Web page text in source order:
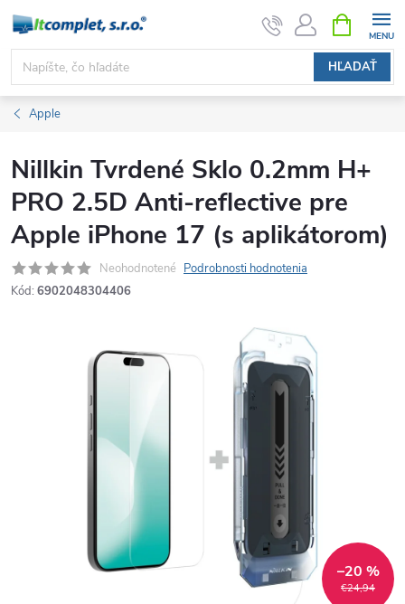
Prejsť
obsah
HĽADAŤ
KOŠÍK
Apple
Nillkin Tvrdené Sklo 0.2mm H+
PRO 2.5D Anti-reflective pre
Apple iPhone 17 (s aplikátorom)
Neohodnotené Podrobnosti hodnotenia
Kód: 6902048304406
€24,94
–20 %